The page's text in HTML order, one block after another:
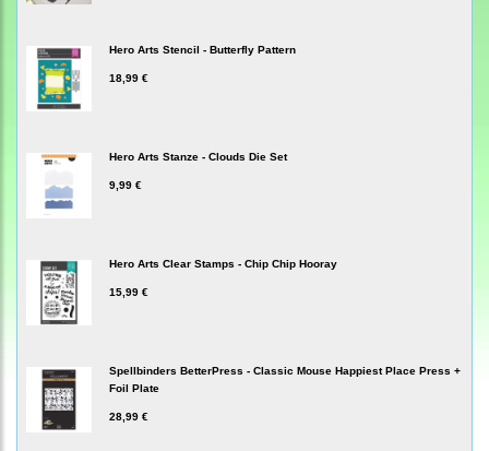
Hero Arts Stencil - Butterfly Pattern
18,99 €
Hero Arts Stanze - Clouds Die Set
9,99 €
Hero Arts Clear Stamps - Chip Chip Hooray
15,99 €
Spellbinders BetterPress - Classic Mouse Happiest Place Press +
Foil Plate
28,99 €